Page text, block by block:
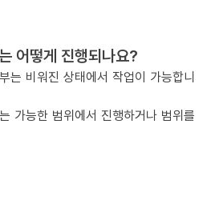
어떻게 진행되나요?
는 비워진 상태에서 작업이 가능합니
가능한 범위에서 진행하거나 범위를